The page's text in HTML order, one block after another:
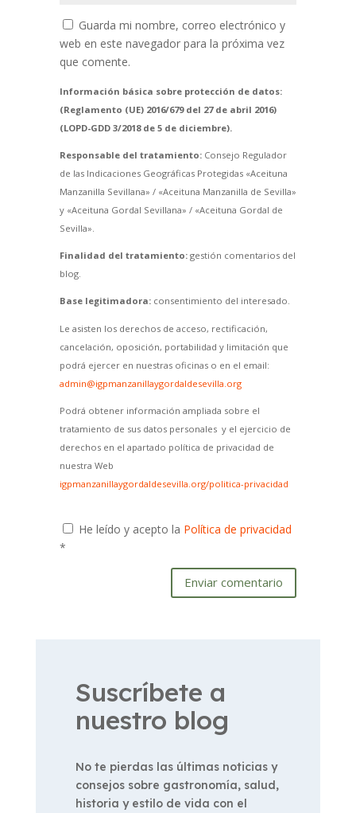
Guarda mi nombre, correo electrónico y
web en este navegador para la próxima vez
que comente.
Información básica sobre protección de datos:
(Reglamento (UE) 2016/679 del 27 de abril 2016)
(LOPD-GDD 3/2018 de 5 de diciembre).
Responsable del tratamiento:Consejo Regulador
de las Indicaciones Geográficas Protegidas «Aceituna
Manzanilla Sevillana» / «Aceituna Manzanilla de Sevilla»
y «Aceituna Gordal Sevillana» / «Aceituna Gordal de
Sevilla».
Finalidad del tratamiento:gestión comentarios del
blog.
Base legitimadora:consentimiento del interesado.
Le asisten los derechos de acceso, rectificación,
cancelación, oposición, portabilidad y limitación que
podrá ejercer en nuestras oficinas o en el email:
admin@igpmanzanillaygordaldesevilla.org
Podrá obtener información ampliada sobre el
tratamiento de sus datos personales y el ejercicio de
derechos en el apartado política de privacidad de
nuestra Web
igpmanzanillaygordaldesevilla.org/politica-privacidad
He leído y acepto la Política de privacidad
*
Enviar comentario
Suscríbete a
nuestro blog
No te pierdas las últimas noticias y
consejos sobre gastronomía, salud,
historia y estilo de vida con el